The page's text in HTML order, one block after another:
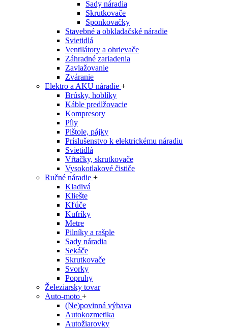
Sady náradia
Skrutkovače
Sponkovačky
Stavebné a obkladačské náradie
Svietidlá
Ventilátory a ohrievače
Záhradné zariadenia
Zavlažovanie
Zváranie
Elektro a AKU náradie +
Brúsky, hoblíky
Káble predlžovacie
Kompresory
Píly
Pištole, pájky
Príslušenstvo k elektrickému náradiu
Svietidlá
Vŕtačky, skrutkovače
Vysokotlakové čističe
Ručné náradie +
Kladivá
Kliešte
Kľúče
Kufríky
Metre
Pilníky a rašple
Sady náradia
Sekáče
Skrutkovače
Svorky
Popruhy
Železiarsky tovar
Auto-moto +
(Ne)povinná výbava
Autokozmetika
Autožiarovky